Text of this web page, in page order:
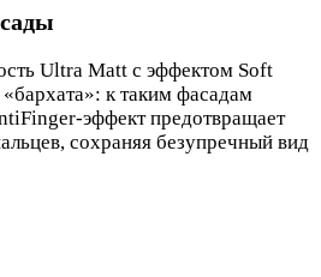
Ultra Matt с эффектом Soft
к таким фасадам
эффект предотвращает
сохраняя безупречный вид